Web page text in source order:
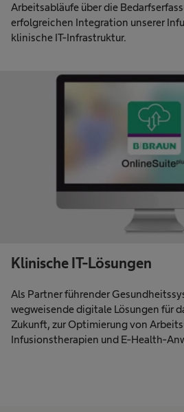
Arbeitsabläufe über die
erfolgreichen Integration unserer
klinische IT-Infrastruktur.
Klinische IT-Lösungen
Als Partner führender
wegweisende digitale Lösungen für
Zukunft, zur Optimierung von
Infusionstherapien und E-Health-